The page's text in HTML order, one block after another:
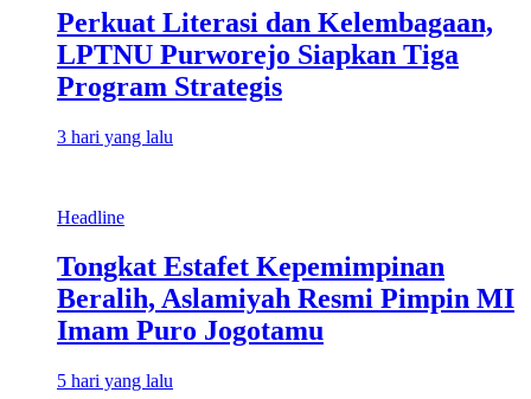
Perkuat Literasi dan Kelembagaan,
LPTNU Purworejo Siapkan Tiga
Program Strategis
3 hari yang lalu
Headline
Tongkat Estafet Kepemimpinan
Beralih, Aslamiyah Resmi Pimpin MI
Imam Puro Jogotamu
5 hari yang lalu